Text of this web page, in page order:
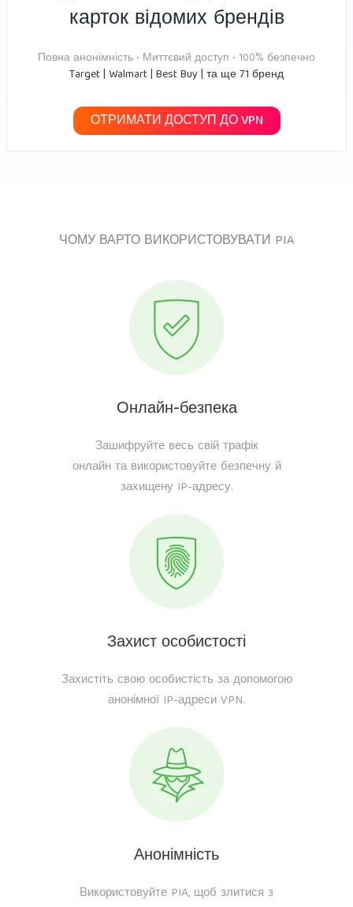
карток відомих брендів
Повна анонімність • Миттєвий доступ • 100% безпечно
Target | Walmart | Best Buy | та ще 71 бренд
ОТРИМАТИ ДОСТУП ДО VPN
ЧОМУ ВАРТО ВИКОРИСТОВУВАТИ PIA
Онлайн-безпека
Зашифруйте весь свій трафік
онлайн та використовуйте безпечну й
захищену IP-адресу.
Захист особистості
Захистіть свою особистість за допомогою
анонімної IP-адреси VPN.
Анонімність
Використовуйте PIA, щоб злитися з